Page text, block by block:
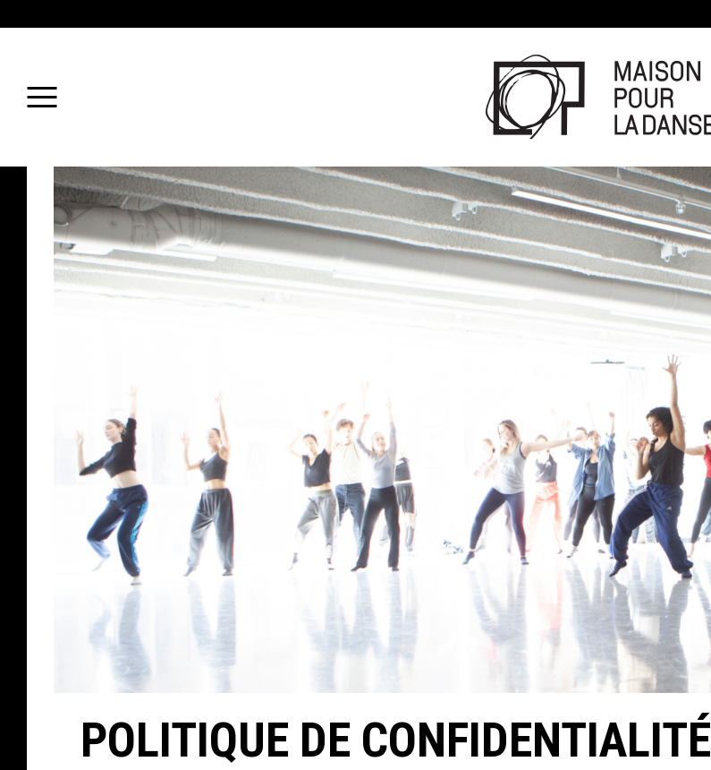
POLITIQUE DE CONFIDENTIALITÉ